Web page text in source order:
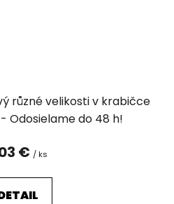
různé velikosti v krabičce
€ / ks